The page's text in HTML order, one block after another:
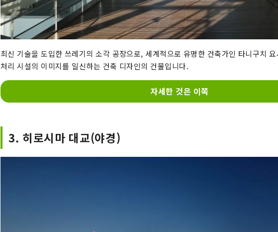
최신 기술을 도입한 쓰레기의 소각 공장으로, 세계적으로 유명한 건축가인 타니구치
처리 시설의 이미지를 일신하는 건축 디자인의 건물입니다.
자세한 것은 이쪽
3. 히로시마 대교(야경)